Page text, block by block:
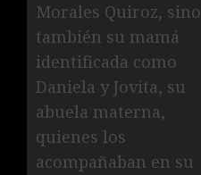
Morales Quiroz, sino
también su mamá
identificada como
Daniela y Jovita, su
abuela materna,
quienes los
acompañaban en su